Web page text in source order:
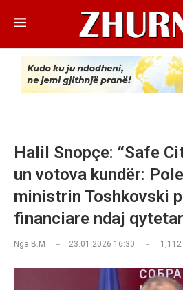
Halil Snopçe: “Safe
un votova kundër:
ministrin Toshkovski
financiare ndaj
Nga B.M 23.01.2026 16:30 1,112